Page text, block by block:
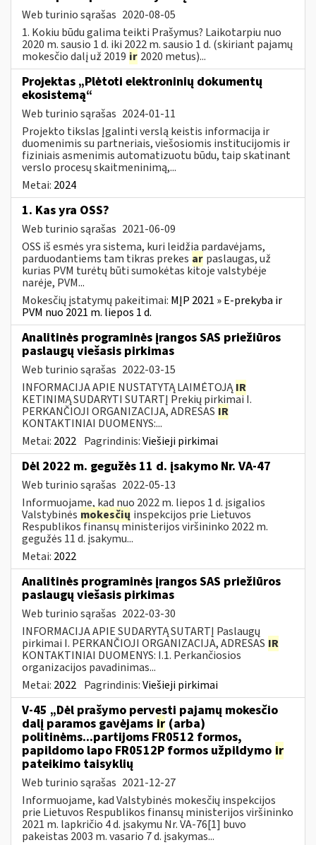
Web turinio sąrašas 2020-08-05
1. Kokiu būdu galima teikti Prašymus? Laikotarpiu nuo
2020 m. sausio 1 d. iki 2022 m. sausio 1 d. (skiriant pajamų
mokesčio dalį už 2019 ir 2020 metus)...
Projektas „Plėtoti elektroninių dokumentų
ekosistemą“
Web turinio sąrašas 2024-01-11
Projekto tikslas Įgalinti verslą keistis informacija ir
duomenimis su partneriais, viešosiomis institucijomis ir
fiziniais asmenimis automatizuotu būdu, taip skatinant
verslo procesų skaitmeninimą,...
Metai: 2024
1. Kas yra OSS?
Web turinio sąrašas 2021-06-09
OSS iš esmės yra sistema, kuri leidžia pardavėjams,
parduodantiems tam tikras prekes ar paslaugas, už
kurias PVM turėtų būti sumokėtas kitoje valstybėje
narėje, PVM...
Mokesčių įstatymų pakeitimai: MĮP 2021 » E-prekyba ir
PVM nuo 2021 m. liepos 1 d.
Analitinės programinės įrangos SAS priežiūros
paslaugų viešasis pirkimas
Web turinio sąrašas 2022-03-15
INFORMACIJA APIE NUSTATYTĄ LAIMĖTOJĄIR
KETINIMĄ SUDARYTI SUTARTĮ Prekių pirkimai I.
PERKANČIOJI ORGANIZACIJA, ADRESAS IR
KONTAKTINIAI DUOMENYS:...
Metai: 2022 Pagrindinis:Viešieji pirkimai
Dėl 2022 m. gegužės 11 d. įsakymo Nr. VA-47
Web turinio sąrašas 2022-05-13
Informuojame, kad nuo 2022 m. liepos 1 d. įsigalios
Valstybinės mokesčių inspekcijos prie Lietuvos
Respublikos finansų ministerijos viršininko 2022 m.
gegužės 11 d. įsakymu...
Metai: 2022
Analitinės programinės įrangos SAS priežiūros
paslaugų viešasis pirkimas
Web turinio sąrašas 2022-03-30
INFORMACIJA APIE SUDARYTĄ SUTARTĮ Paslaugų
pirkimai I. PERKANČIOJI ORGANIZACIJA, ADRESAS IR
KONTAKTINIAI DUOMENYS: I.1. Perkančiosios
organizacijos pavadinimas...
Metai: 2022 Pagrindinis:Viešieji pirkimai
V-45 „Dėl prašymo pervesti pajamų mokesčio
dalį paramos gavėjams ir (arba)
politinėms...partijoms FR0512 formos,
papildomo lapo FR0512P formos užpildymo ir
pateikimo taisyklių
Web turinio sąrašas 2021-12-27
Informuojame, kad Valstybinės mokesčių inspekcijos
prie Lietuvos Respublikos finansų ministerijos viršininko
2021 m. lapkričio 4 d. įsakymu Nr. VA-76[1] buvo
pakeistas 2003 m. vasario 7 d. įsakymas...